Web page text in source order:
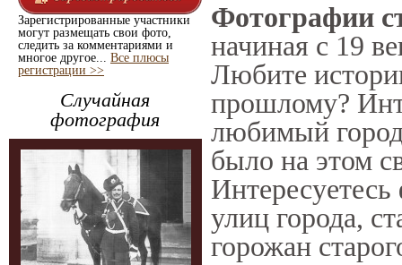
Зарегистрированные участники
могут размещать свои фото,
следить за комментариями и
многое другое... Все плюсы
регистрации >>
Случайная
фотография
Фотографии
начиная с 19
Любите
прошлому?
любимый
было на этом
Интересуетесь
улиц города,
горожан